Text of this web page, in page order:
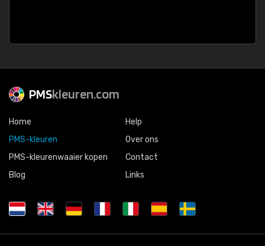
PMSkleuren.com
Home
PMS-kleuren
PMS-kleurenwaaier kopen
Blog
Help
Over ons
Contact
Links